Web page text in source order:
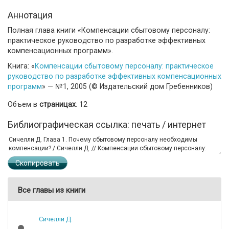
Аннотация
Полная глава книги «Компенсации сбытовому персоналу:
практическое руководство по разработке эффективных
компенсационных программ».
Книга: «Компенсации сбытовому персоналу: практическое
руководство по разработке эффективных компенсационных
программ» — №1, 2005 (© Издательский дом Гребенников)
Объем в страницах: 12
Библиографическая ссылка: печать / интернет
Скопировать
Все главы из книги
Сичелли Д.